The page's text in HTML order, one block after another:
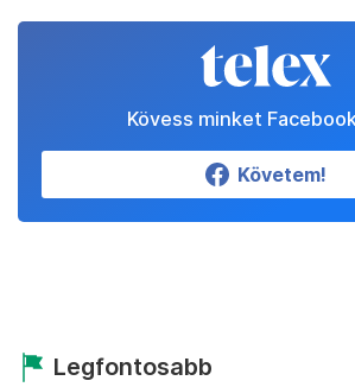
Kövess minket
Követem!
Legfontosabb